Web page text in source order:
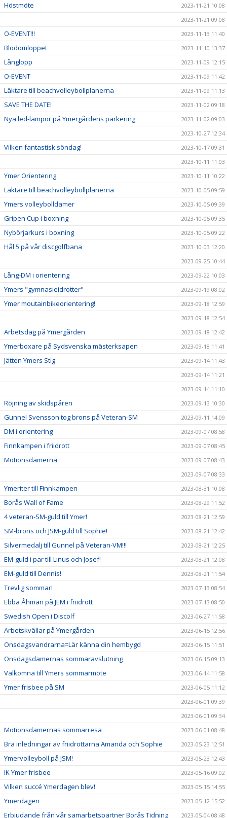
Höstmöte
2023-11-21 10:08
2023-11-21 09:08
O-EVENT!!! 2023-11-13 11:40
Blodomloppet 2023-11-10 13:37
Långlopp 2023-11-09 12:15
O-EVENT 2023-11-09 11:42
Läktare till beachvolleybollplanerna 2023-11-09 11:13
SAVE THE DATE! 2023-11-02 09:18
Nya led-lampor på Ymergårdens parkering
2023-11-02 09:03
2023-10-27 12:34
Vilken fantastisk söndag!
2023-10-17 09:31
2023-10-11 11:03
Ymer Orientering 2023-10-11 10:22
Läktare till beachvolleybollplanerna 2023-10-05 09:59
Ymers volleybolldamer 2023-10-05 09:39
Gripen Cup i boxning 2023-10-05 09:35
Nybörjarkurs i boxning 2023-10-05 09:22
Hål 5 på vår discgolfbana
2023-10-03 12:20
2023-09-25 10:44
Lång-DM i orientering 2023-09-22 10:03
Ymers "gymnasieidrotter" 2023-09-19 08:02
Ymer moutainbikeorientering!
2023-09-18 12:59
2023-09-18 12:54
Arbetsdag på Ymergården 2023-09-18 12:42
Ymerboxare på Sydsvenska mästerksapen 2023-09-18 11:41
Jätten Ymers Stig
2023-09-14 11:43
2023-09-14 11:21
2023-09-14 11:10
Röjning av skidspåren 2023-09-13 10:30
Gunnel Svensson tog brons på Veteran-SM 2023-09-11 14:09
DM i orientering 2023-09-07 08:58
Finnkampen i friidrott 2023-09-07 08:45
Motionsdamerna
2023-09-07 08:43
2023-09-07 08:33
Ymeriter till Finnkampen 2023-08-31 10:08
Borås Wall of Fame 2023-08-29 11:52
4 veteran-SM-guld till Ymer! 2023-08-21 12:59
SM-brons och JSM-guld till Sophie! 2023-08-21 12:42
Silvermedalj till Gunnel på Veteran-VM!!! 2023-08-21 12:25
EM-guld i par till Linus och Josef! 2023-08-21 12:08
EM-guld till Dennis! 2023-08-21 11:54
Trevlig sommar! 2023-07-13 08:54
Ebba Åhman på JEM i friidrott 2023-07-13 08:50
Swedish Open i Discolf 2023-06-27 11:58
Arbetskvällar på Ymergården 2023-06-15 12:56
Onsdagsvandrarna=Lär känna din hembygd 2023-06-15 11:51
Onsdagsdamernas sommaravslutning 2023-06-15 09:13
Välkomna till Ymers sommarmöte 2023-06-14 11:58
Ymer frisbee på SM
2023-06-05 11:12
2023-06-01 09:39
2023-06-01 09:34
Motionsdamernas sommarresa 2023-06-01 08:48
Bra inledningar av friidrottarna Amanda och Sophie 2023-05-23 12:51
Ymervolleyboll på JSM! 2023-05-23 12:43
IK Ymer frisbee 2023-05-16 09:02
Vilken succé Ymerdagen blev! 2023-05-15 14:55
Ymerdagen 2023-05-12 15:52
Erbjudande från vår samarbetspartner Borås Tidning 2023-05-04 08:48